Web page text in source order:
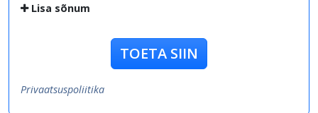
Lisa sõnum
TOETA SIIN
Privaatsuspoliitika